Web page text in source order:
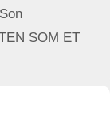
SOM ET